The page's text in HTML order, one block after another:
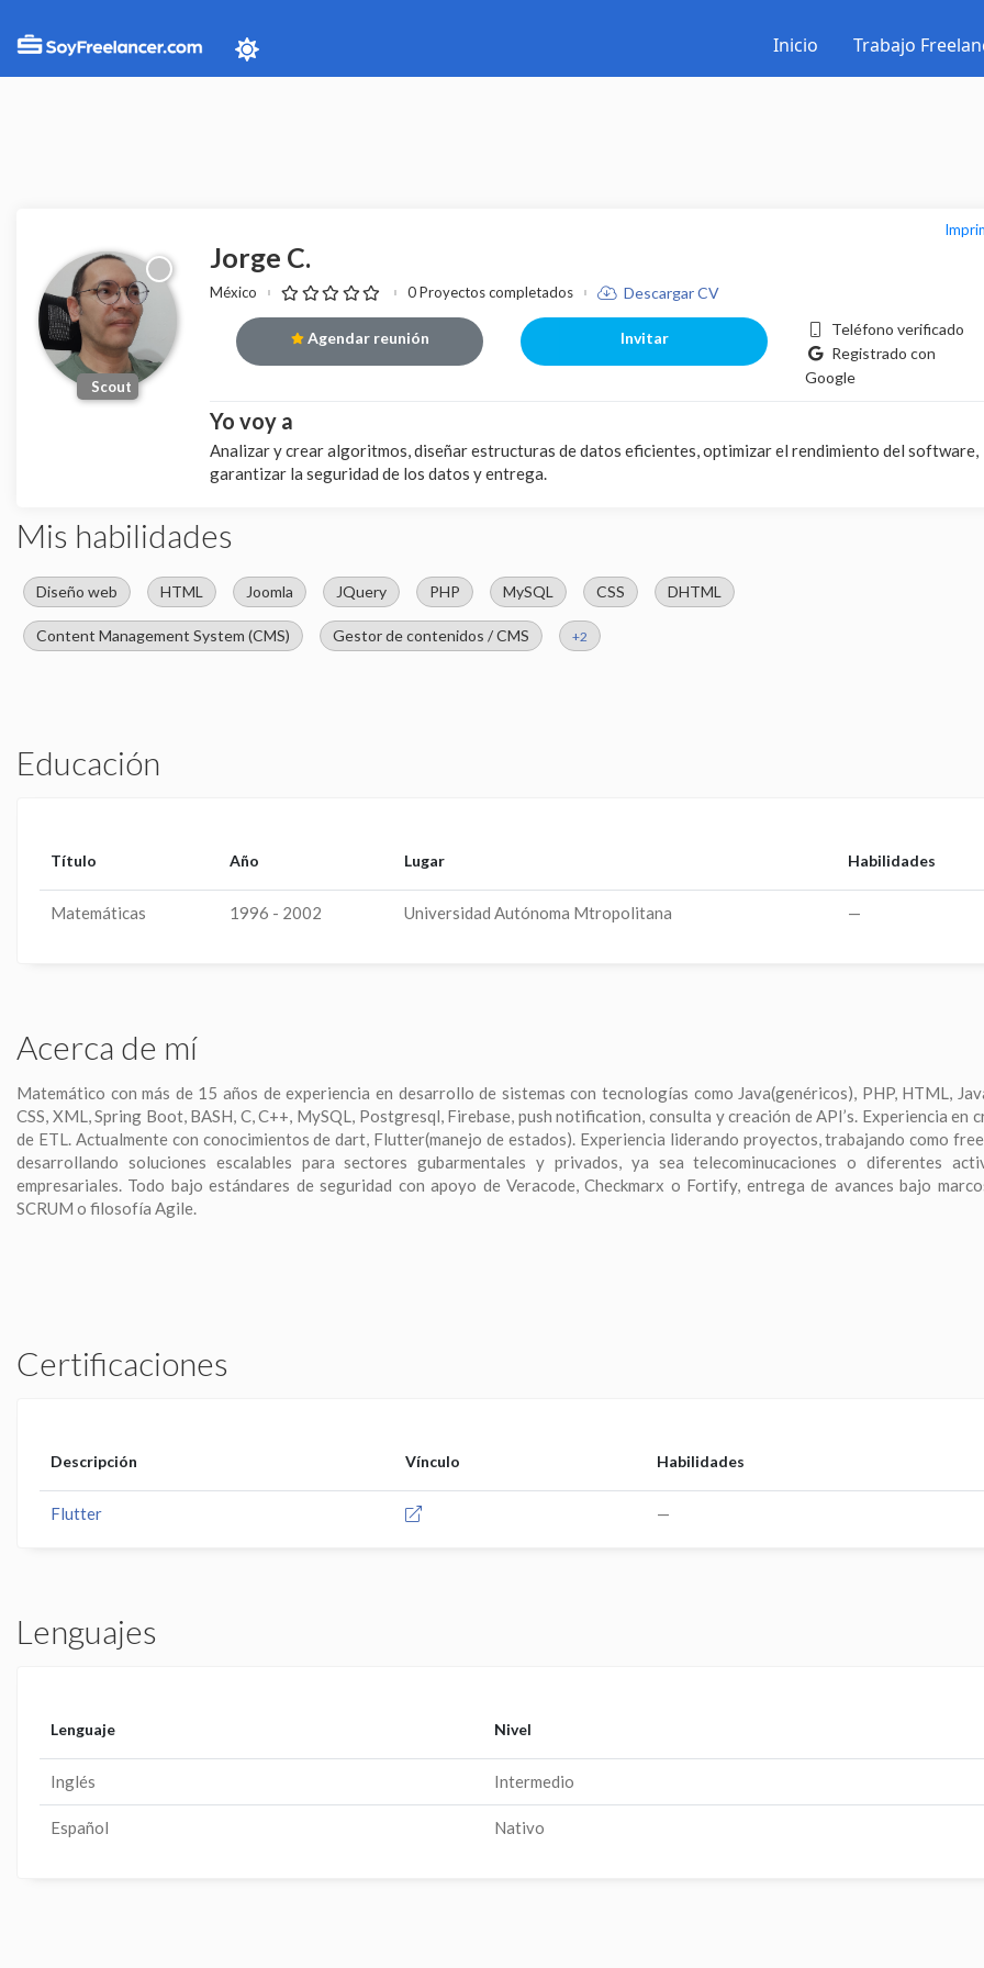
Inicio Trabajo
Scout
Jorge C.
México 0 Proyectos completados Descargar CV
Agendar reunión Invitar
Teléfono verificado
Registrado con
Google
Yo voy a
Analizar y crear algoritmos, diseñar estructuras de datos eficientes, optimizar el rendimiento del software,
garantizar la seguridad de los datos y entrega.
Mis habilidades
Diseño web HTML Joomla JQuery PHP MySQL CSS DHTML
Content Management System (CMS) Gestor de contenidos / CMS +2
Acerca de mí
Matemático con más de 15 años de experiencia en desarrollo de sistemas con tecnologías como Java(genéricos), PHP, HTML,
CSS, XML, Spring Boot, BASH, C, C++, MySQL, Postgresql, Firebase, push notification, consulta y creación de API’s. Experiencia en
de ETL. Actualmente con conocimientos de dart, Flutter(manejo de estados). Experiencia liderando proyectos, trabajando como
desarrollando soluciones escalables para sectores gubarmentales y privados, ya sea telecominucaciones o diferentes
empresariales. Todo bajo estándares de seguridad con apoyo de Veracode, Checkmarx o Fortify, entrega de avances bajo
SCRUM o filosofía Agile.
Educación
Título Año Lugar Habilidades
Matemáticas 1996 - 2002 Universidad Autónoma Mtropolitana —
Certificaciones
Descripción Vínculo Habilidades
Flutter —
Lenguajes
Lenguaje Nivel
Inglés Intermedio
Español Nativo